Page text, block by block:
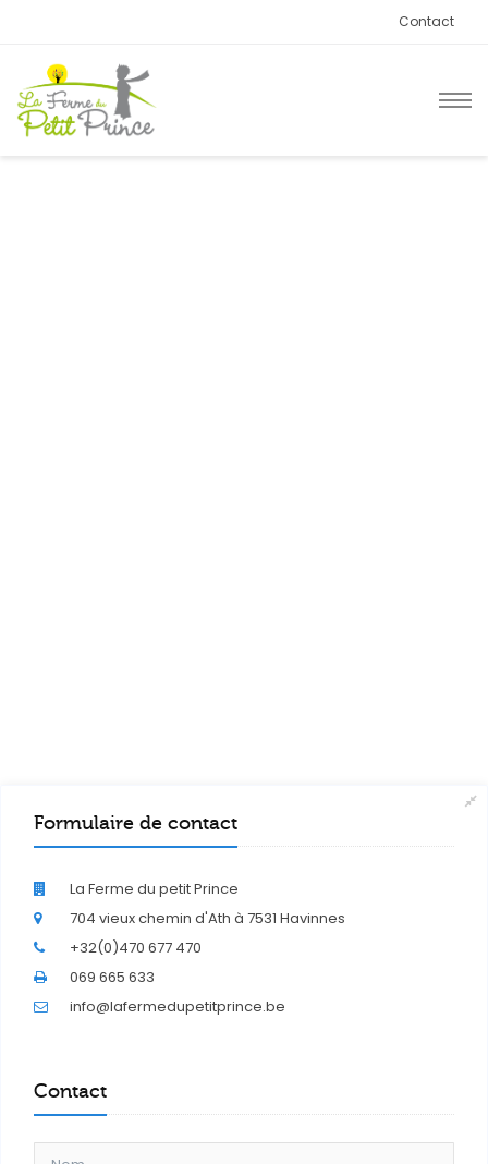
Contact
Formulaire de contact
La Ferme du petit Prince
704 vieux chemin d'Ath à 7531 Havinnes
+32(0)470 677 470
069 665 633
info@lafermedupetitprince.be
Contact